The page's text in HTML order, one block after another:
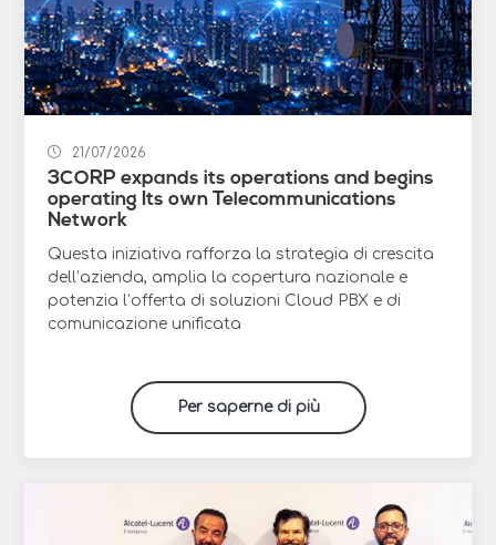
21/07/2026
3CORP expands its operations and begins
operating Its own Telecommunications
Network
Questa iniziativa rafforza la strategia di crescita
dell’azienda, amplia la copertura nazionale e
potenzia l’offerta di soluzioni Cloud PBX e di
comunicazione unificata
Per saperne di più